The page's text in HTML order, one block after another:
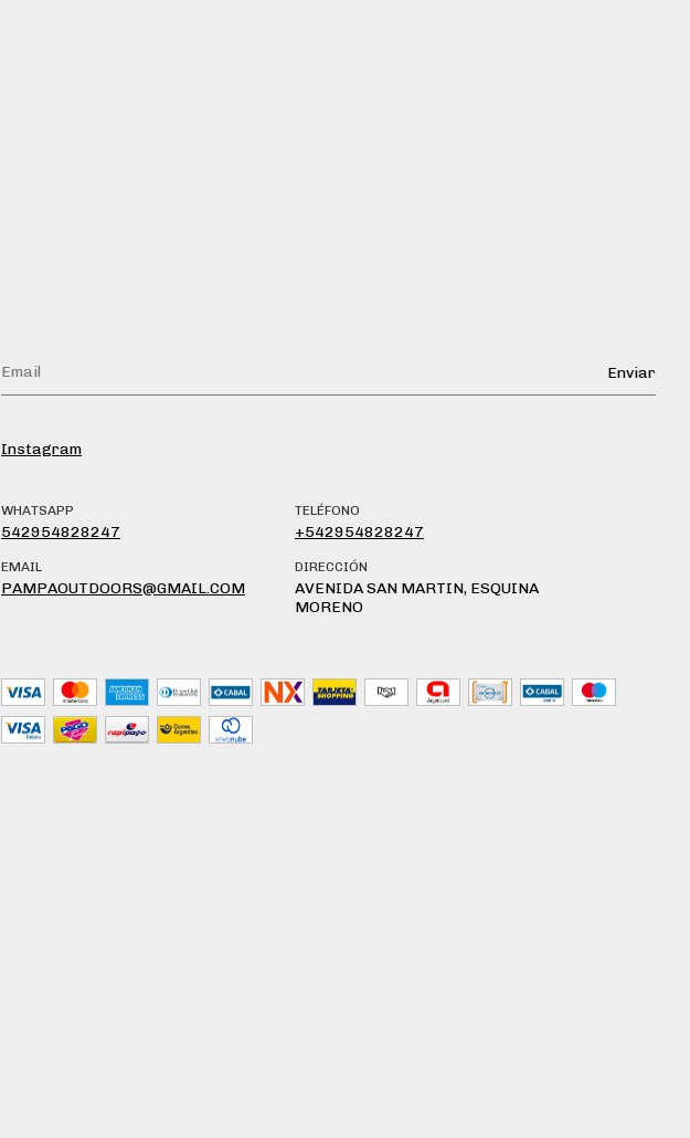
Instagram
WHATSAPP
542954828247
TELÉFONO
+542954828247
EMAIL
PAMPAOUTDOORS@GMAIL.COM
DIRECCIÓN
AVENIDA SAN MARTIN, ESQUINA
MORENO